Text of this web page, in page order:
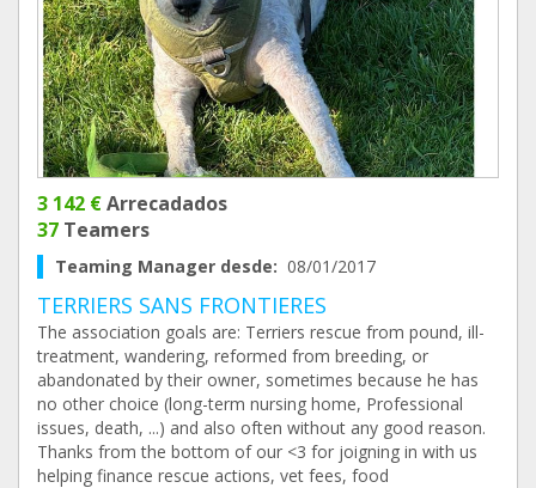
3 142 €Arrecadados
37 Teamers
Teaming Manager desde: 08/01/2017
TERRIERS SANS FRONTIERES
The association goals are: Terriers rescue from pound, ill-
treatment, wandering, reformed from breeding, or
abandonated by their owner, sometimes because he has
no other choice (long-term nursing home, Professional
issues, death, ...) and also often without any good reason.
Thanks from the bottom of our <3 for joigning in with us
helping finance rescue actions, vet fees, food